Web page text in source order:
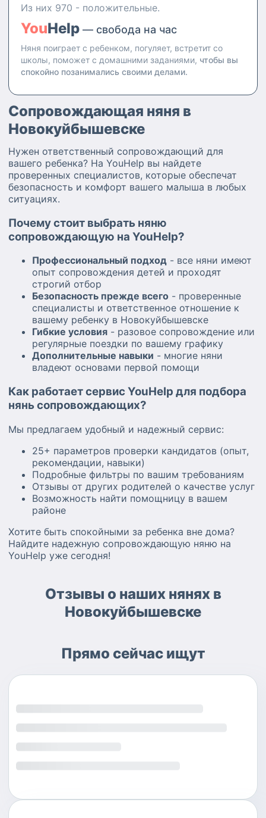
Из них 970 - положительные.
YouHelp — свобода на час
Няня поиграет с ребенком, погуляет, встретит со
школы, поможет с домашними заданиями, чтобы вы
спокойно позанимались своими делами.
Сопровождающая няня в
Новокуйбышевске
Нужен ответственный сопровождающий для
вашего ребенка? На YouHelp вы найдете
проверенных специалистов, которые обеспечат
безопасность и комфорт вашего малыша в любых
ситуациях.
Почему стоит выбрать няню
сопровождающую на YouHelp?
Профессиональный подход - все няни имеют
опыт сопровождения детей и проходят
строгий отбор
Безопасность прежде всего - проверенные
специалисты и ответственное отношение к
вашему ребенку в Новокуйбышевске
Гибкие условия - разовое сопровождение или
регулярные поездки по вашему графику
Дополнительные навыки - многие няни
владеют основами первой помощи
Как работает сервис YouHelp для подбора
нянь сопровождающих?
Мы предлагаем удобный и надежный сервис:
25+ параметров проверки кандидатов (опыт,
рекомендации, навыки)
Подробные фильтры по вашим требованиям
Отзывы от других родителей о качестве услуг
Возможность найти помощницу в вашем
районе
Хотите быть спокойными за ребенка вне дома?
Найдите надежную сопровождающую няню на
YouHelp уже сегодня!
Отзывы о наших нянях в
Новокуйбышевске
Прямо сейчас ищут